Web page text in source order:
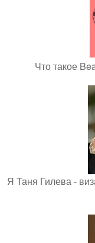
Что такое
Я Таня Гилева -